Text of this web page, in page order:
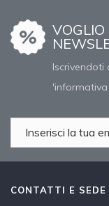
VOGLIO
Iscrivendoti
CONTATTI E SEDE